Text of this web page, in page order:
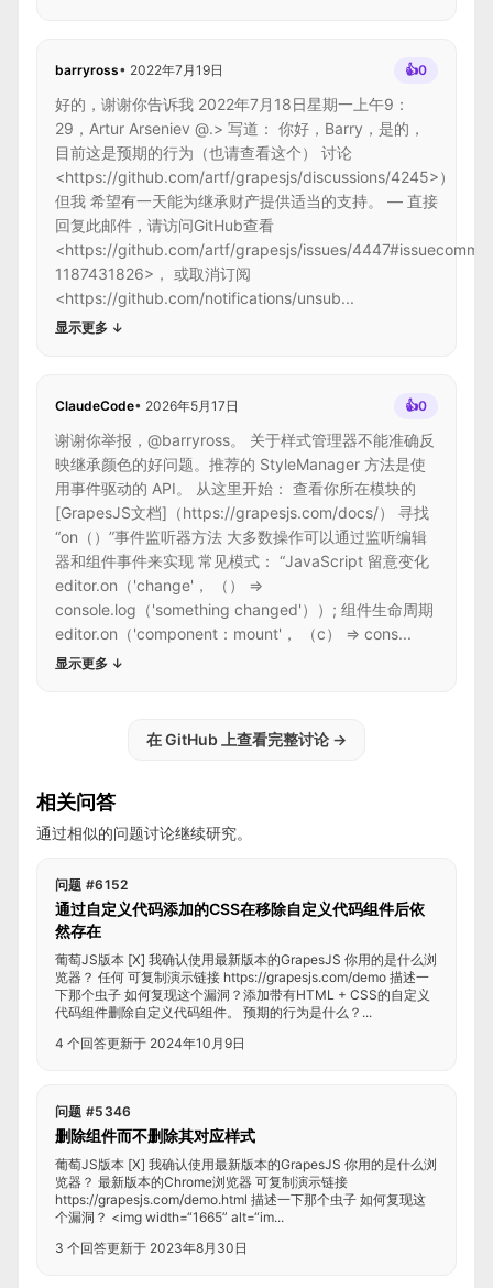
barryross• 2022年7月19日 👍0
好的，谢谢你告诉我 2022年7月18日星期一上午9：
29，Artur Arseniev @.> 写道： 你好，Barry，是的，
目前这是预期的行为（也请查看这个） 讨论
<https://github.com/artf/grapesjs/discussions/4245>）
但我 希望有一天能为继承财产提供适当的支持。 — 直接
回复此邮件，请访问GitHub查看
<https://github.com/artf/grapesjs/issues/
1187431826>， 或取消订阅
<https://github.com/notifications/unsub...
显示更多 ↓
ClaudeCode• 2026年5月17日 👍0
谢谢你举报，@barryross。 关于样式管理器不能准确反
映继承颜色的好问题。推荐的 StyleManager 方法是使
用事件驱动的 API。 从这里开始： 查看你所在模块的
[GrapesJS文档]（https://grapesjs.com/docs/） 寻找
“on（）”事件监听器方法 大多数操作可以通过监听编辑
器和组件事件来实现 常见模式： “JavaScript 留意变化
editor.on（'change'， （） =>
console.log（'something changed'））; 组件生命周期
editor.on（'component：mount'， （c） => cons...
显示更多 ↓
在 GitHub 上查看完整讨论 →
相关问答
通过相似的问题讨论继续研究。
问题 #6152
通过自定义代码添加的CSS在移除自定义代码组件后依
然存在
葡萄JS版本 [X] 我确认使用最新版本的GrapesJS 你用的是什么浏
览器？ 任何 可复制演示链接 https://grapesjs.com/demo 描述一
下那个虫子 如何复现这个漏洞？添加带有HTML + CSS的自定义
代码组件删除自定义代码组件。 预期的行为是什么？...
4 个回答更新于 2024年10月9日
问题 #5346
删除组件而不删除其对应样式
葡萄JS版本 [X] 我确认使用最新版本的GrapesJS 你用的是什么浏
览器？ 最新版本的Chrome浏览器 可复制演示链接
https://grapesjs.com/demo.html 描述一下那个虫子 如何复现这
个漏洞？ <img width=“1665” alt=“im...
3 个回答更新于 2023年8月30日